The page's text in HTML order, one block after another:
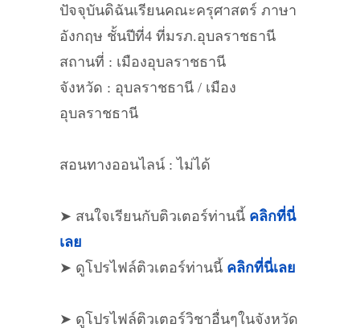
ปัจจุบันดิฉันเรียนคณะครุศาสตร์ ภาษา
อังกฤษ ชั้นปีที่4 ที่มรภ.อุบลราชธานี
สถานที่ : เมืองอุบลราชธานี
จังหวัด : อุบลราชธานี / เมือง
อุบลราชธานี
สอนทางออนไลน์ : ไม่ได้
➤ สนใจเรียนกับติวเตอร์ท่านนี้ คลิกที่นี่
เลย
➤ ดูโปรไฟล์ติวเตอร์ท่านนี้ คลิกที่นี่เลย
➤ ดูโปรไฟล์ติวเตอร์วิชาอื่นๆในจังหวัด